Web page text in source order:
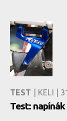
TEST | KELI |
Test: napínák